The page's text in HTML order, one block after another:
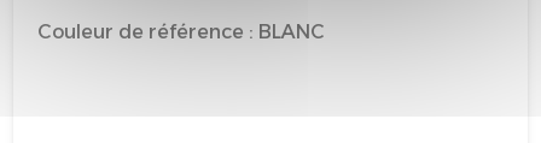
Couleur de référence : BLANC